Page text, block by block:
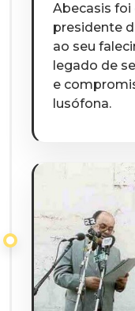
Abecasis
presidente
ao seu
legado de
e
lusófona.